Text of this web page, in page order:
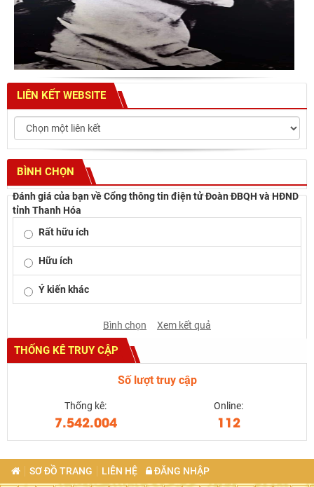
LIÊN KẾT WEBSITE
BÌNH CHỌN
Đánh giá của bạn về Cổng thông tin điện tử Đoàn ĐBQH và HĐND
tỉnh Thanh Hóa
Rất hữu ích
Hữu ích
Ý kiến khác
Bình chọn Xem kết quả
THỐNG KÊ TRUY CẬP
Số lượt truy cập
Thống kê:
7.542.004
Online:
112
SƠ ĐỒ TRANG LIÊN HỆ ĐĂNG NHẬP